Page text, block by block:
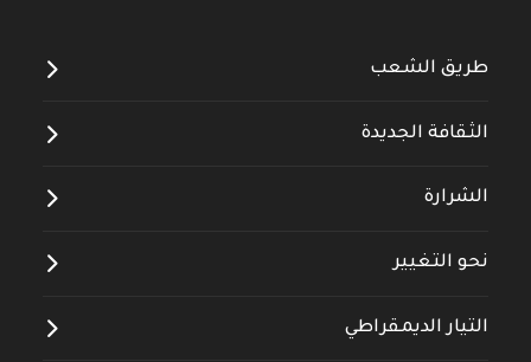
طريق الشعب
الثقافة الجديدة
الشرارة
نحو التغيير
التيار الديمقراطي